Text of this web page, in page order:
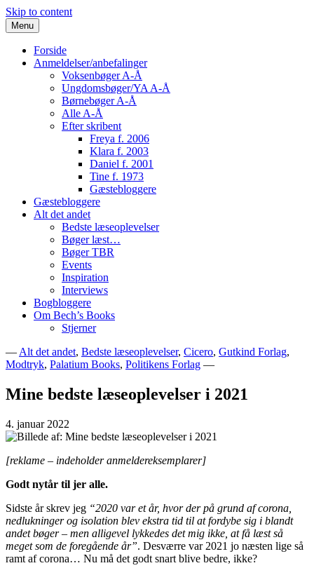
Skip to content
Menu
Forside
Anmeldelser/anbefalinger
Voksenbøger A-Å
Ungdomsbøger/YA A-Å
Børnebøger A-Å
Alle A-Å
Efter skribent
Freya f. 2006
Klara f. 2003
Daniel f. 2001
Tine f. 1973
Gæstebloggere
Gæstebloggere
Alt det andet
Bedste læseoplevelser
Bøger læst…
Bøger TBR
Events
Inspiration
Interviews
Bogbloggere
Om Bech’s Books
Stjerner
Bech's Books
Bogblog – Vi ♥ Bøger
— Alt det andet, Bedste læseoplevelser, Cicero, Gutkind Forlag,
Modtryk, Palatium Books, Politikens Forlag —
Mine bedste læseoplevelser i 2021
4. januar 2022
[reklame – indeholder anmeldereksemplarer]
Godt nytår til jer alle.
Sidste år skrev jeg “2020 var et år, hvor der på grund af corona,
nedlukninger og isolation blev ekstra tid til at fordybe sig i blandt
andet bøger – men alligevel lykkedes det mig ikke, at få læst så
meget som de foregående år”. Desværre var 2021 jo næsten lige så
ramt af corona… Nu må det godt snart blive bedre, ikke?